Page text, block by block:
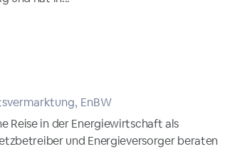
EnBW
Reise in der Energiewirtschaft als
und Energieversorger beraten